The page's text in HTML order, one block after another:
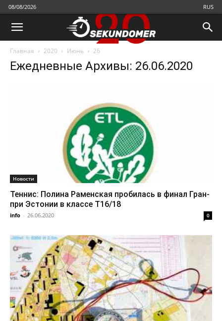
08/08/2026 RUS
Главная 2020 Июнь 26
Ежедневные Архивы: 26.06.2020
Новости
Теннис: Полина Раменская пробилась в финал Гран-
при Эстонии в классе Т16/18
info - 26.06.2020 0